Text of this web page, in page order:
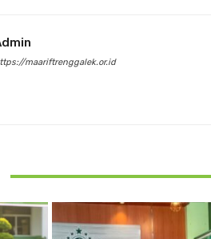
maariftrenggalek.or.id